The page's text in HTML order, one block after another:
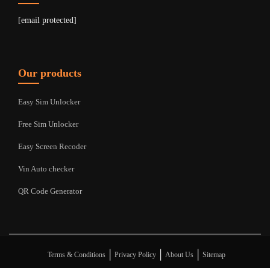
[email protected]
Our products
Easy Sim Unlocker
Free Sim Unlocker
Easy Screen Recoder
Vin Auto checker
QR Code Generator
Terms & Conditions Privacy Policy About Us Sitemap